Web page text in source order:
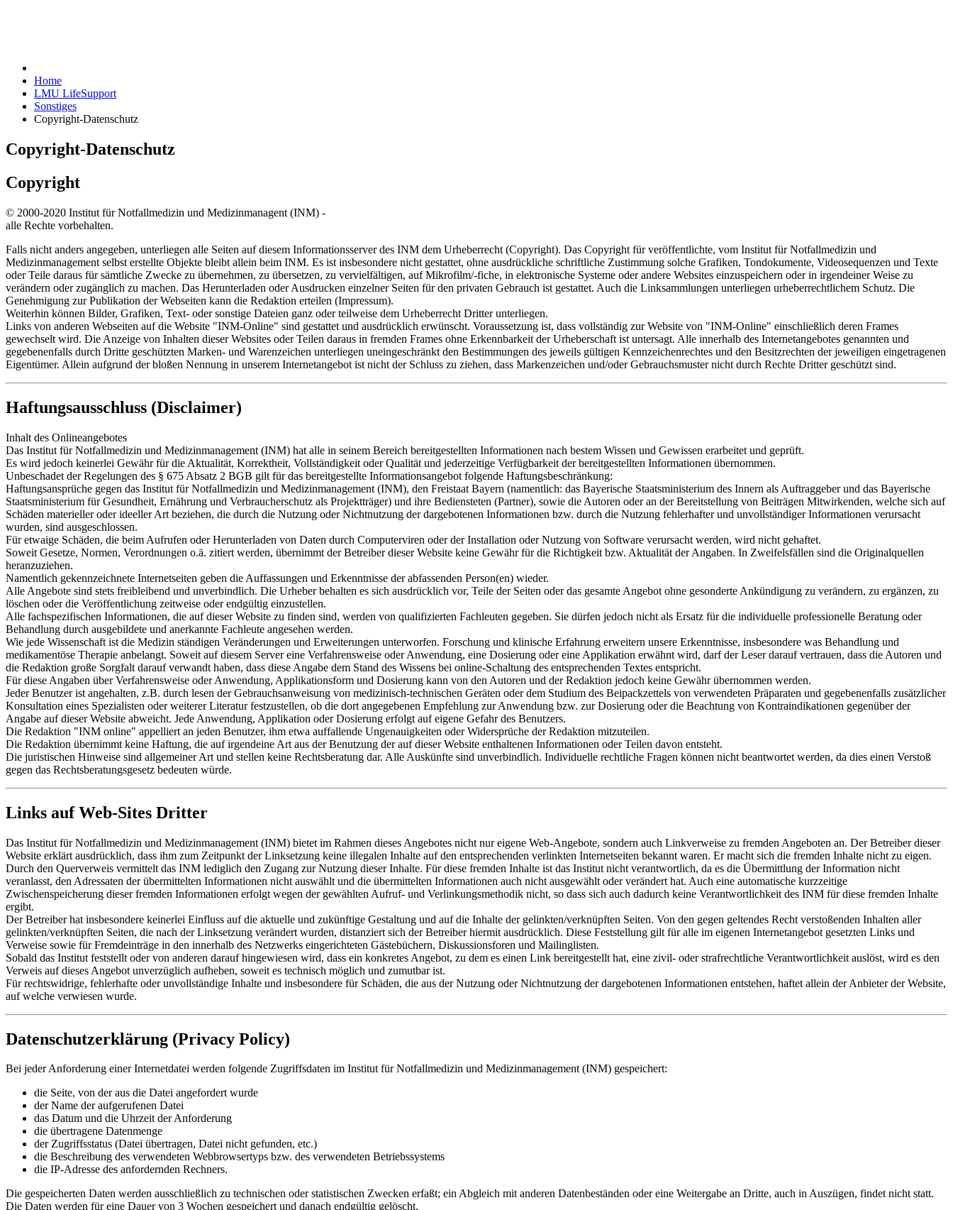
Home
LMU LifeSupport
Sonstiges
Copyright-Datenschutz
Copyright-Datenschutz
Copyright
© 2000-2020 Institut für Notfallmedizin und Medizinmanagent (INM) -
alle Rechte vorbehalten.
Falls nicht anders angegeben, unterliegen alle Seiten auf diesem Informationsserver des INM dem Urheberrecht (Copyright). Das Copyright für veröffentlichte, vom Institut für Notfallmedizin und
Medizinmanagement selbst erstellte Objekte bleibt allein beim INM. Es ist insbesondere nicht gestattet, ohne ausdrückliche schriftliche Zustimmung solche Grafiken, Tondokumente, Videosequenzen und Texte
oder Teile daraus für sämtliche Zwecke zu übernehmen, zu übersetzen, zu vervielfältigen, auf Mikrofilm/-fiche, in elektronische Systeme oder andere Websites einzuspeichern oder in irgendeiner Weise zu
verändern oder zugänglich zu machen. Das Herunterladen oder Ausdrucken einzelner Seiten für den privaten Gebrauch ist gestattet. Auch die Linksammlungen unterliegen urheberrechtlichem Schutz. Die
Genehmigung zur Publikation der Webseiten kann die Redaktion erteilen (Impressum).
Weiterhin können Bilder, Grafiken, Text- oder sonstige Dateien ganz oder teilweise dem Urheberrecht Dritter unterliegen.
Links von anderen Webseiten auf die Website "INM-Online" sind gestattet und ausdrücklich erwünscht. Voraussetzung ist, dass vollständig zur Website von "INM-Online" einschließlich deren Frames
gewechselt wird. Die Anzeige von Inhalten dieser Websites oder Teilen daraus in fremden Frames ohne Erkennbarkeit der Urheberschaft ist untersagt. Alle innerhalb des Internetangebotes genannten und
gegebenenfalls durch Dritte geschützten Marken- und Warenzeichen unterliegen uneingeschränkt den Bestimmungen des jeweils gültigen Kennzeichenrechtes und den Besitzrechten der jeweiligen eingetragenen
Eigentümer. Allein aufgrund der bloßen Nennung in unserem Internetangebot ist nicht der Schluss zu ziehen, dass Markenzeichen und/oder Gebrauchsmuster nicht durch Rechte Dritter geschützt sind.
Haftungsausschluss (Disclaimer)
Inhalt des Onlineangebotes
Das Institut für Notfallmedizin und Medizinmanagement (INM) hat alle in seinem Bereich bereitgestellten Informationen nach bestem Wissen und Gewissen erarbeitet und geprüft.
Es wird jedoch keinerlei Gewähr für die Aktualität, Korrektheit, Vollständigkeit oder Qualität und jederzeitige Verfügbarkeit der bereitgestellten Informationen übernommen.
Unbeschadet der Regelungen des § 675 Absatz 2 BGB gilt für das bereitgestellte Informationsangebot folgende Haftungsbeschränkung:
Haftungsansprüche gegen das Institut für Notfallmedizin und Medizinmanagement (INM), den Freistaat Bayern (namentlich: das Bayerische Staatsministerium des Innern als Auftraggeber und das Bayerische
Staatsministerium für Gesundheit, Ernährung und Verbraucherschutz als Projektträger) und ihre Bediensteten (Partner), sowie die Autoren oder an der Bereitstellung von Beiträgen Mitwirkenden, welche sich auf
Schäden materieller oder ideeller Art beziehen, die durch die Nutzung oder Nichtnutzung der dargebotenen Informationen bzw. durch die Nutzung fehlerhafter und unvollständiger Informationen verursacht
wurden, sind ausgeschlossen.
Für etwaige Schäden, die beim Aufrufen oder Herunterladen von Daten durch Computerviren oder der Installation oder Nutzung von Software verursacht werden, wird nicht gehaftet.
Soweit Gesetze, Normen, Verordnungen o.ä. zitiert werden, übernimmt der Betreiber dieser Website keine Gewähr für die Richtigkeit bzw. Aktualität der Angaben. In Zweifelsfällen sind die Originalquellen
heranzuziehen.
Namentlich gekennzeichnete Internetseiten geben die Auffassungen und Erkenntnisse der abfassenden Person(en) wieder.
Alle Angebote sind stets freibleibend und unverbindlich. Die Urheber behalten es sich ausdrücklich vor, Teile der Seiten oder das gesamte Angebot ohne gesonderte Ankündigung zu verändern, zu ergänzen, zu
löschen oder die Veröffentlichung zeitweise oder endgültig einzustellen.
Alle fachspezifischen Informationen, die auf dieser Website zu finden sind, werden von qualifizierten Fachleuten gegeben. Sie dürfen jedoch nicht als Ersatz für die individuelle professionelle Beratung oder
Behandlung durch ausgebildete und anerkannte Fachleute angesehen werden.
Wie jede Wissenschaft ist die Medizin ständigen Veränderungen und Erweiterungen unterworfen. Forschung und klinische Erfahrung erweitern unsere Erkenntnisse, insbesondere was Behandlung und
medikamentöse Therapie anbelangt. Soweit auf diesem Server eine Verfahrensweise oder Anwendung, eine Dosierung oder eine Applikation erwähnt wird, darf der Leser darauf vertrauen, dass die Autoren und
die Redaktion große Sorgfalt darauf verwandt haben, dass diese Angabe dem Stand des Wissens bei online-Schaltung des entsprechenden Textes entspricht.
Für diese Angaben über Verfahrensweise oder Anwendung, Applikationsform und Dosierung kann von den Autoren und der Redaktion jedoch keine Gewähr übernommen werden.
Jeder Benutzer ist angehalten, z.B. durch lesen der Gebrauchsanweisung von medizinisch-technischen Geräten oder dem Studium des Beipackzettels von verwendeten Präparaten und gegebenenfalls zusätzlicher
Konsultation eines Spezialisten oder weiterer Literatur festzustellen, ob die dort angegebenen Empfehlung zur Anwendung bzw. zur Dosierung oder die Beachtung von Kontraindikationen gegenüber der
Angabe auf dieser Website abweicht. Jede Anwendung, Applikation oder Dosierung erfolgt auf eigene Gefahr des Benutzers.
Die Redaktion "INM online" appelliert an jeden Benutzer, ihm etwa auffallende Ungenauigkeiten oder Widersprüche der Redaktion mitzuteilen.
Die Redaktion übernimmt keine Haftung, die auf irgendeine Art aus der Benutzung der auf dieser Website enthaltenen Informationen oder Teilen davon entsteht.
Die juristischen Hinweise sind allgemeiner Art und stellen keine Rechtsberatung dar. Alle Auskünfte sind unverbindlich. Individuelle rechtliche Fragen können nicht beantwortet werden, da dies einen Verstoß
gegen das Rechtsberatungsgesetz bedeuten würde.
Links auf Web-Sites Dritter
Das Institut für Notfallmedizin und Medizinmanagement (INM) bietet im Rahmen dieses Angebotes nicht nur eigene Web-Angebote, sondern auch Linkverweise zu fremden Angeboten an. Der Betreiber dieser
Website erklärt ausdrücklich, dass ihm zum Zeitpunkt der Linksetzung keine illegalen Inhalte auf den entsprechenden verlinkten Internetseiten bekannt waren. Er macht sich die fremden Inhalte nicht zu eigen.
Durch den Querverweis vermittelt das INM lediglich den Zugang zur Nutzung dieser Inhalte. Für diese fremden Inhalte ist das Institut nicht verantwortlich, da es die Übermittlung der Information nicht
veranlasst, den Adressaten der übermittelten Informationen nicht auswählt und die übermittelten Informationen auch nicht ausgewählt oder verändert hat. Auch eine automatische kurzzeitige
Zwischenspeicherung dieser fremden Informationen erfolgt wegen der gewählten Aufruf- und Verlinkungsmethodik nicht, so dass sich auch dadurch keine Verantwortlichkeit des INM für diese fremden Inhalte
ergibt.
Der Betreiber hat insbesondere keinerlei Einfluss auf die aktuelle und zukünftige Gestaltung und auf die Inhalte der gelinkten/verknüpften Seiten. Von den gegen geltendes Recht verstoßenden Inhalten aller
gelinkten/verknüpften Seiten, die nach der Linksetzung verändert wurden, distanziert sich der Betreiber hiermit ausdrücklich. Diese Feststellung gilt für alle im eigenen Internetangebot gesetzten Links und
Verweise sowie für Fremdeinträge in den innerhalb des Netzwerks eingerichteten Gästebüchern, Diskussionsforen und Mailinglisten.
Sobald das Institut feststellt oder von anderen darauf hingewiesen wird, dass ein konkretes Angebot, zu dem es einen Link bereitgestellt hat, eine zivil- oder strafrechtliche Verantwortlichkeit auslöst, wird es den
Verweis auf dieses Angebot unverzüglich aufheben, soweit es technisch möglich und zumutbar ist.
Für rechtswidrige, fehlerhafte oder unvollständige Inhalte und insbesondere für Schäden, die aus der Nutzung oder Nichtnutzung der dargebotenen Informationen entstehen, haftet allein der Anbieter der Website,
auf welche verwiesen wurde.
Datenschutzerklärung (Privacy Policy)
Bei jeder Anforderung einer Internetdatei werden folgende Zugriffsdaten im Institut für Notfallmedizin und Medizinmanagement (INM) gespeichert:
die Seite, von der aus die Datei angefordert wurde
der Name der aufgerufenen Datei
das Datum und die Uhrzeit der Anforderung
die übertragene Datenmenge
der Zugriffsstatus (Datei übertragen, Datei nicht gefunden, etc.)
die Beschreibung des verwendeten Webbrowsertyps bzw. des verwendeten Betriebssystems
die IP-Adresse des anfordernden Rechners.
Die gespeicherten Daten werden ausschließlich zu technischen oder statistischen Zwecken erfaßt; ein Abgleich mit anderen Datenbeständen oder eine Weitergabe an Dritte, auch in Auszügen, findet nicht statt.
Die Daten werden für eine Dauer von 3 Wochen gespeichert und danach endgültig gelöscht.